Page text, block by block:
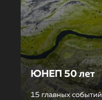
ЮНЕП 50 лет
15 главных